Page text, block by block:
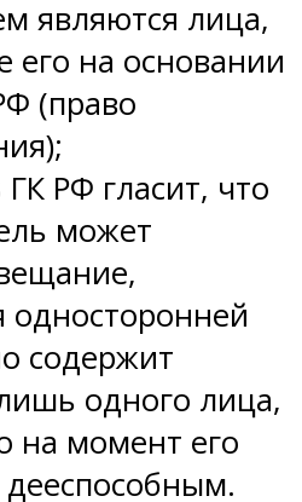
являются лица,
на основании
(право
РФ гласит, что
может
содержит
одного лица,
на момент его